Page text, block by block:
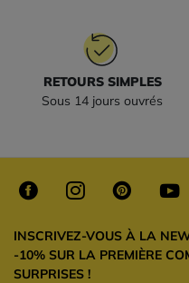
RETOURS SIMPLES
Sous 14 jours ouvrés
INSCRIVEZ-VOUS À LA
-10% SUR LA PREMIÈRE
SURPRISES !